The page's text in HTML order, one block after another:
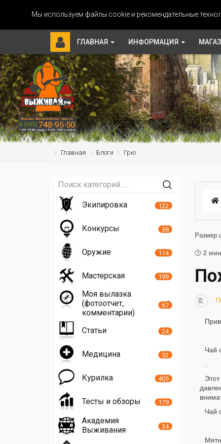
Мы используем файлы cookie и рекомендательные
ГЛАВНАЯ ИНФОРМАЦИЯ
Главная Блоги Грю
Размер
2
Чай
Чай
Экипировка 122
Конкурсы 38
Оружие 114
Мастерская 199
Моя вылазка
(фотоотчет,
комментарии)
67
Статьи 24
Медицина 32
Курилка 405
Тесты и обзоры 179
Академия
Выживания
34